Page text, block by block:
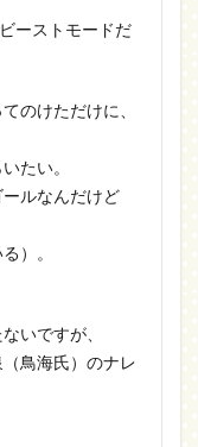
ーストモードだ
のけただけに、
たい。
ルなんだけど
）。
いですが、
鳥海氏）のナレ